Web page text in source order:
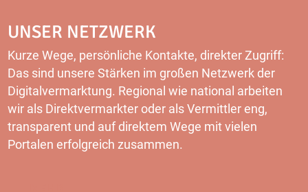
UNSER NETZWERK
Kurze Wege, persönliche Kontakte, direkter Zugriff:
Das sind unsere Stärken im großen Netzwerk der
Digitalvermarktung. Regional wie national arbeiten
wir als Direktvermarkter oder als Vermittler eng,
transparent und auf direktem Wege mit vielen
Portalen erfolgreich zusammen.